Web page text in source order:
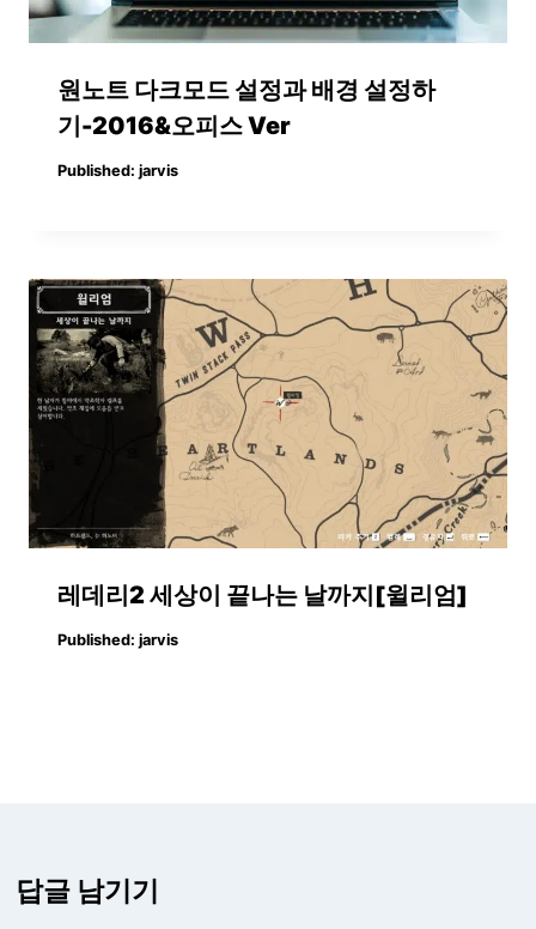
원노트 다크모드 설정과 배경 설정하
기-2016&오피스 Ver
Published: jarvis
레데리2 세상이 끝나는 날까지[윌리엄]
Published: jarvis
답글 남기기